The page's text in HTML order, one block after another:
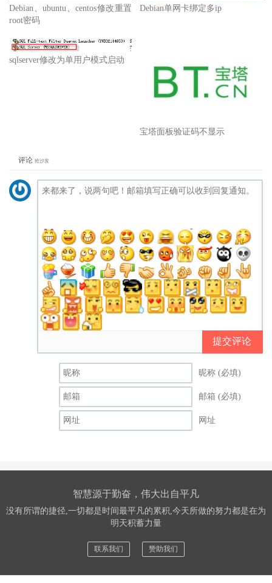
Debian、ubuntu、centos修改重置
root密码
Debian单网卡绑定多ip
sqlserver修改为单用户模式启动
宝塔面板验证码不显示
评论
提交评论
昵称 (必填)
邮箱 (必填)
网址
智慧源于勤奋，伟大出自平凡
没有所谓的捷径,一切都是时间最平凡的累积,今天所做的努力都是在为
明天积蓄力量
联系我们 赞助我们